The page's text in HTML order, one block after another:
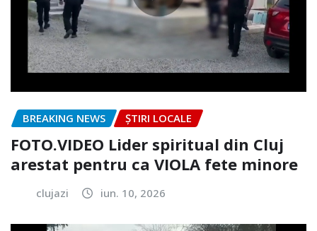
BREAKING NEWS ȘTIRI LOCALE
FOTO.VIDEO Lider spiritual din Cluj
arestat pentru ca VIOLA fete minore
clujazi iun. 10, 2026